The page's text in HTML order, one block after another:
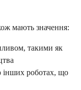
мають значення:
такими як
інших роботах, що